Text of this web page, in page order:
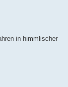
in himmlischer